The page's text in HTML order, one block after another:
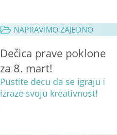
NAPRAVIMO ZAJEDNO
Dečica prave poklone
za 8. mart!
Pustite decu da se igraju i
izraze svoju kreativnost!